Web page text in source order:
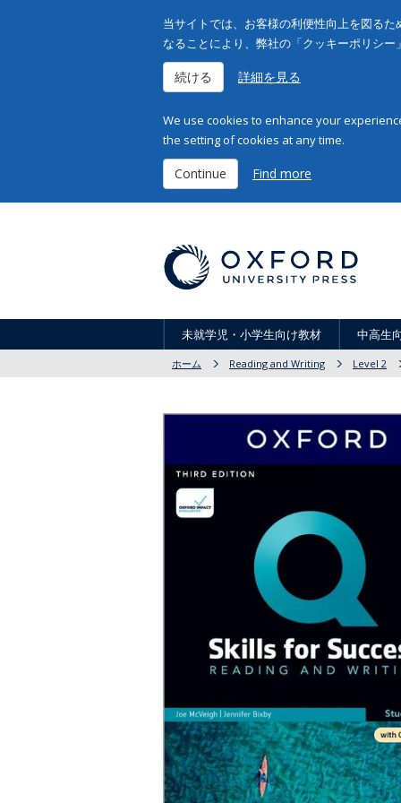
当サイトでは、お客様の利便性向上を図る
なることにより、弊社の「クッキーポリシ
続ける 詳細を見る
We use cookies to enhance your
the setting of cookies at any time.
Continue Find more
未就学児・小学生向け教材 中高生
ホーム Reading and Writing Level 2